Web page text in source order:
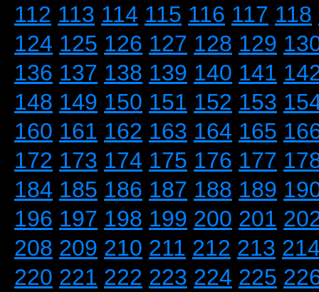
112 113 114 115 116 117 118
124 125 126 127 128 129
136 137 138 139 140 141
148 149 150 151 152 153
160 161 162 163 164 165
172 173 174 175 176 177
184 185 186 187 188 189
196 197 198 199 200 201
208 209 210 211 212 213
220 221 222 223 224 225